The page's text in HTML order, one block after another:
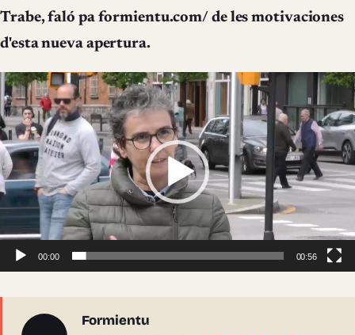
Trabe, faló pa formientu.com/ de les motivaciones
d'esta nueva apertura.
Reproductor
de
vídeo
00:00 00:56
Sobre l'autor
Formientu